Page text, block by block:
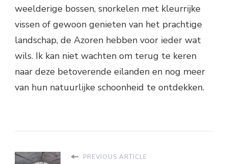
weelderige bossen, snorkelen met kleurrijke
vissen of gewoon genieten van het prachtige
landschap, de Azoren hebben voor ieder wat
wils. Ik kan niet wachten om terug te keren
naar deze betoverende eilanden en nog meer
van hun natuurlijke schoonheid te ontdekken.
PREVIOUS ARTICLE